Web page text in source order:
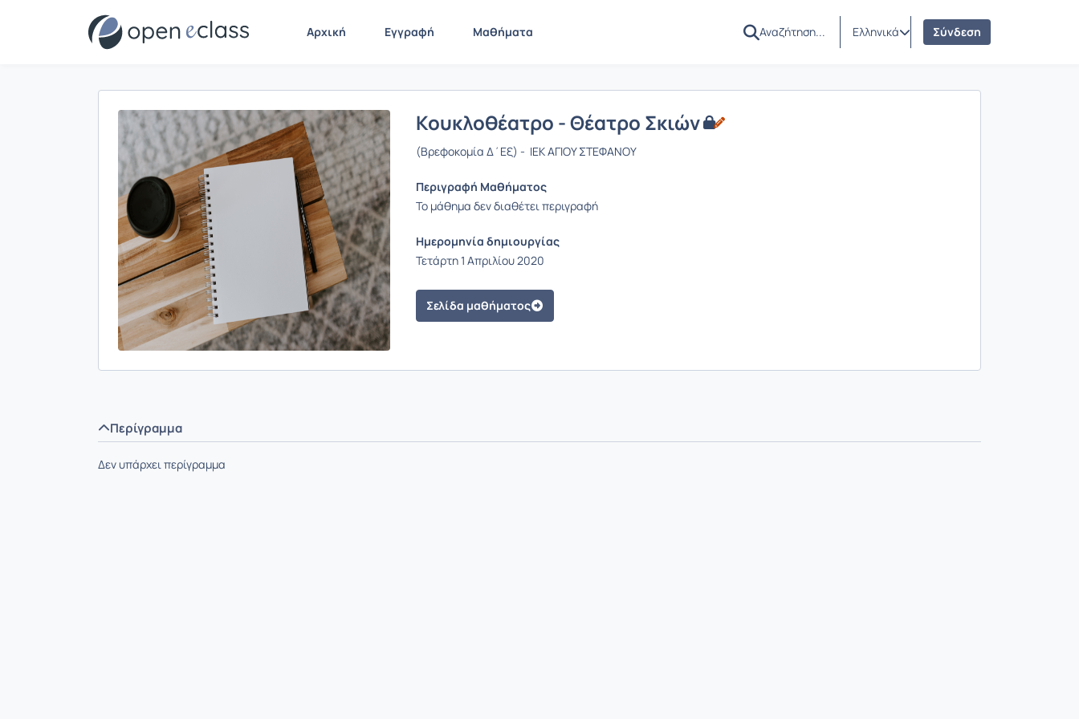
Αρχική Εγγραφή Μαθήματα Ελληνικά Σύνδεση
Παρουσίαση/Προβολή
Κουκλοθέατρο - Θέατρο Σκιών
(Βρεφοκομία Δ΄Εξ) - ΙΕΚ ΑΓΙΟΥ ΣΤΕΦΑΝΟΥ
Περιγραφή Μαθήματος
Το μάθημα δεν διαθέτει περιγραφή
Ημερομηνία δημιουργίας
Τετάρτη 1 Απριλίου 2020
Σελίδα μαθήματος
Περίγραμμα
Δεν υπάρχει περίγραμμα